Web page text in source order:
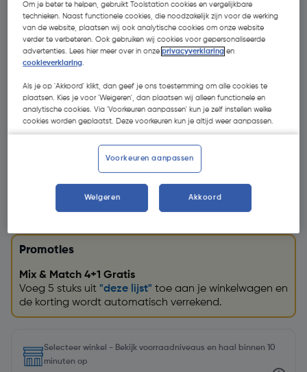
€ 3,99| Excl. btw € 3,30
Promoties
Mix & Match 4+1 Gratis
Voeg 5 stuks uit "deze lijst" toe aan je winkelwagen en
de korting wordt automatisch verrekend.
Selecteer winkel - Bekijk voorraadniveaus en haal binnen 10
minuten op
Om je beter te helpen, gebruikt Toolstation cookies en vergelijkbare
technieken. Naast functionele cookies, die noodzakelijk zijn voor de werking
van de website, plaatsen wij ook analytische cookies om onze website
verder te verbeteren. Ook gebruiken wij cookies voor gepersonaliseerde
advertenties. Lees hier meer over in onzeprivacyverklaring en
cookieverklaring.
Als je op 'Akkoord' klikt, dan geef je ons toestemming om alle cookies te
plaatsen. Kies je voor 'Weigeren', dan plaatsen wij alleen functionele en
analytische cookies. Via 'Voorkeuren aanpassen' kun je zelf instellen welke
cookies worden geplaatst. Deze voorkeuren kun je altijd weer aanpassen.
Voorkeuren aanpassen
Weigeren Akkoord